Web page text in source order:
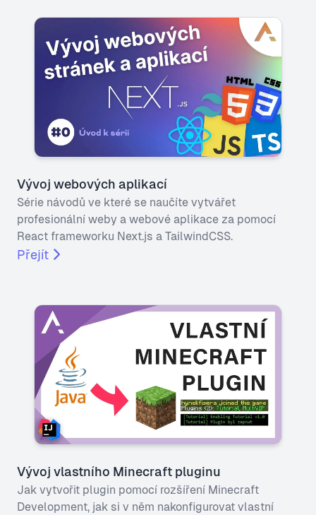
Vývoj webových aplikací
Série návodů ve které se naučíte vytvářet
profesionální weby a webové aplikace za pomocí
React frameworku Next.js a TailwindCSS.
Přejít
Vývoj vlastního Minecraft pluginu
Jak vytvořit plugin pomocí rozšíření Minecraft
Development, jak si v něm nakonfigurovat vlastní